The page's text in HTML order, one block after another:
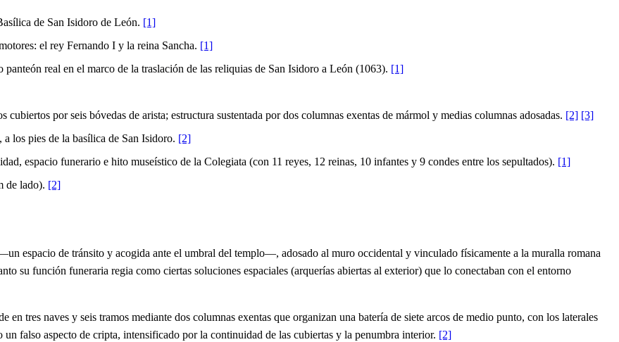
de San Isidoro de León. [1]
el rey Fernando I y la reina Sancha. [1]
real en el marco de la traslación de las reliquias de San Isidoro a León (1063). [1]
cubiertos por seis bóvedas de arista; estructura sustentada por dos columnas exentas de mármol y medias columnas adosadas. [2] [3]
los pies de la basílica de San Isidoro. [2]
espacio funerario e hito museístico de la Colegiata (con 11 reyes, 12 reinas, 10 infantes y 9 condes entre los sepultados). [1]
de lado). [2]
espacio de tránsito y acogida ante el umbral del templo—, adosado al muro occidental y vinculado físicamente a la muralla romana
su función funeraria regia como ciertas soluciones espaciales (arquerías abiertas al exterior) que lo conectaban con el entorno
tres naves y seis tramos mediante dos columnas exentas que organizan una batería de siete arcos de medio punto, con los laterales
falso aspecto de cripta, intensificado por la continuidad de las cubiertas y la penumbra interior. [2]